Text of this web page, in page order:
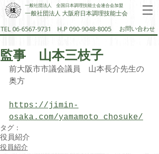
一般社団法人 全国日本調理技能士会連合会加盟
一般社団法人 大阪府日本調理技能士会​
TEL 06-6567-9731 お問い合わせ
H.P 090-9048-8005
監事 山本三枝子
前大阪市市議会議員　山本長介先生の
奥方
https://jimin-
osaka.com/yamamoto_chosuke/
タグ：
役員紹介
役員紹介